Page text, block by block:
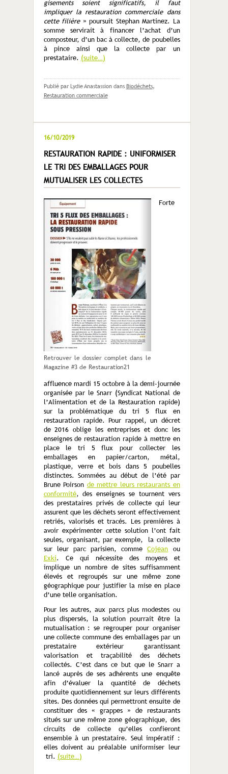
gisements soient significatifs, il faut
impliquer la restauration commerciale dans
cette filière » poursuit Stephan Martinez. La
somme servirait à financer l’achat d’un
composteur, d’un bac à collecte, de poubelles
à pince ainsi que la collecte par un
prestataire. (suite…)
Publié par Lydie Anastassion dans Biodéchets,
Restauration commerciale
16/10/2019
RESTAURATION RAPIDE : UNIFORMISER
LE TRI DES EMBALLAGES POUR
MUTUALISER LES COLLECTES
Retrouver le dossier complet dans le
Magazine #3 de Restauration21
Forte
affluence mardi 15 octobre à la demi-journée
organisée par le Snarr (Syndicat National de
l’Alimentation et de la Restauration rapide)
sur la problématique du tri 5 flux en
restauration rapide. Pour rappel, un décret
de 2016 oblige les entreprises et donc les
enseignes de restauration rapide à mettre en
place le tri 5 flux pour collecter les
emballages en papier/carton, métal,
plastique, verre et bois dans 5 poubelles
distinctes. Sommées au début de l’été par
Brune Poirson de mettre leurs restaurants en
conformité, des enseignes se tournent vers
des prestataires privés de collecte qui leur
assurent que les déchets seront effectivement
retriés, valorisés et tracés. Les premières à
avoir expérimenter cette solution l’ont fait
seules, organisant, par exemple, la collecte
sur leur parc parisien, commeCojean ou
Exki. Ce qui nécessite des moyens et
implique un nombre de sites suffisamment
élevés et regroupés sur une même zone
géographique pour justifier la mise en place
d’une telle organisation.
Pour les autres, aux parcs plus modestes ou
plus dispersés, la solution pourrait être la
mutualisation : se regrouper pour organiser
une collecte commune des emballages par un
prestataire extérieur garantissant
valorisation et traçabilité des déchets
collectés. C’est dans ce but que le Snarr a
lancé auprès de ses adhérents une enquête
afin d’évaluer la quantité de déchets
produite quotidiennement sur leurs différents
sites. Des données qui permettront ensuite de
constituer des « grappes » de restaurants
situés sur une même zone géographique, des
circuits de collecte qu’elles confieront
ensemble à un prestataire. Seul impératif :
elles doivent au préalable uniformiser leur
tri. (suite…)